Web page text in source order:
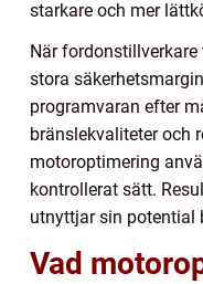
starkare och mer
När
stora
programvaran efter
bränslekvaliteter och
motoroptimering
kontrollerat sätt.
utnyttjar sin potential
Vad